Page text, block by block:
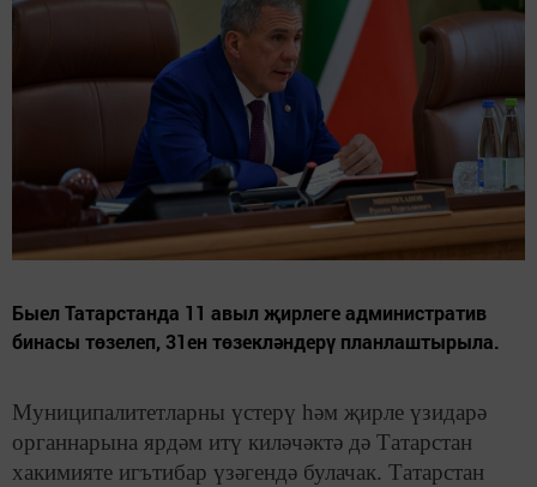
Быел Татарстанда 11 авыл җирлеге административ
бинасы төзелеп, 31ен төзекләндерү планлаштырыла.
Муниципалитетларны үстерү һәм җирле үзидарә
органнарына ярдәм итү киләчәктә дә Татарстан
хакимияте игътибар үзәгендә булачак. Татарстан